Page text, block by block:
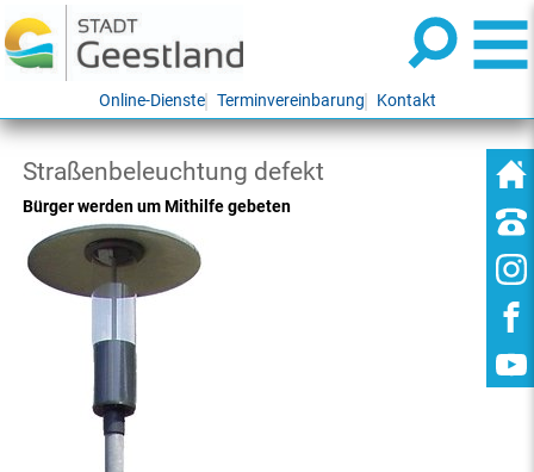
Online-Dienste Terminvereinbarung Kontakt
Straßenbeleuchtung defekt
Bürger werden um Mithilfe gebeten